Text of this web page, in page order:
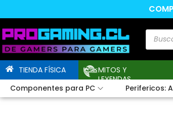
TIENDA FÍSICA
MITOS Y
LEYENDAS
Componentes para PC
Perifericos: